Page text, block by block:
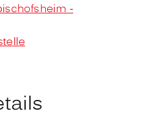
-